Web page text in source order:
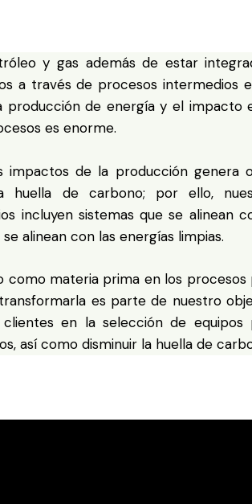
y gas además de estar
a través de procesos intermedios
producción de energía y el impacto
es enorme.
impactos de la producción genera
huella de carbono; por ello,
incluyen sistemas que se alinean
alinean con las energías limpias.
como materia prima en los procesos
es parte de nuestro
en la selección de equipos
así como disminuir la huella de